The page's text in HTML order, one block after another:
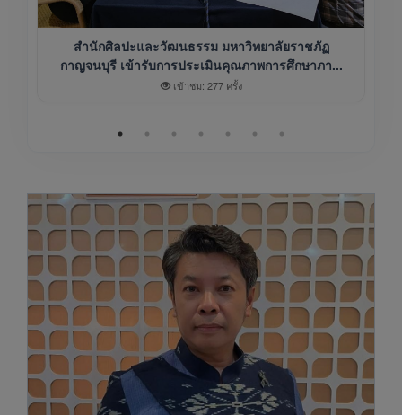
สำนักศิลปะและวัฒนธรรม มหาวิทยาลัยราชภัฏ
กาญจนบุรี เข้ารับการประเมินคุณภาพการศึกษาภา...
เข้าชม: 277 ครั้ง